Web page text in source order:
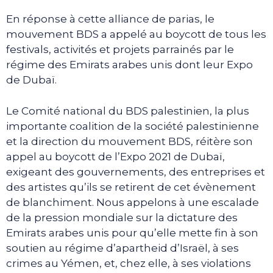
En réponse à cette alliance de parias, le
mouvement BDS a appelé au boycott de tous les
festivals, activités et projets parrainés par le
régime des Emirats arabes unis dont leur Expo
de Dubaï.
Le Comité national du BDS palestinien, la plus
importante coalition de la société palestinienne
et la direction du mouvement BDS, réitère son
appel au boycott de l’Expo 2021 de Dubaï,
exigeant des gouvernements, des entreprises et
des artistes qu’ils se retirent de cet évènement
de blanchiment. Nous appelons à une escalade
de la pression mondiale sur la dictature des
Emirats arabes unis pour qu’elle mette fin à son
soutien au régime d’apartheid d’Israël, à ses
crimes au Yémen, et, chez elle, à ses violations